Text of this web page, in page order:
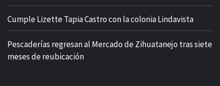
Cumple Lizette Tapia Castro con la colonia Lindavista
Pescaderías regresan al Mercado de Zihuatanejo tras siete
meses de reubicación